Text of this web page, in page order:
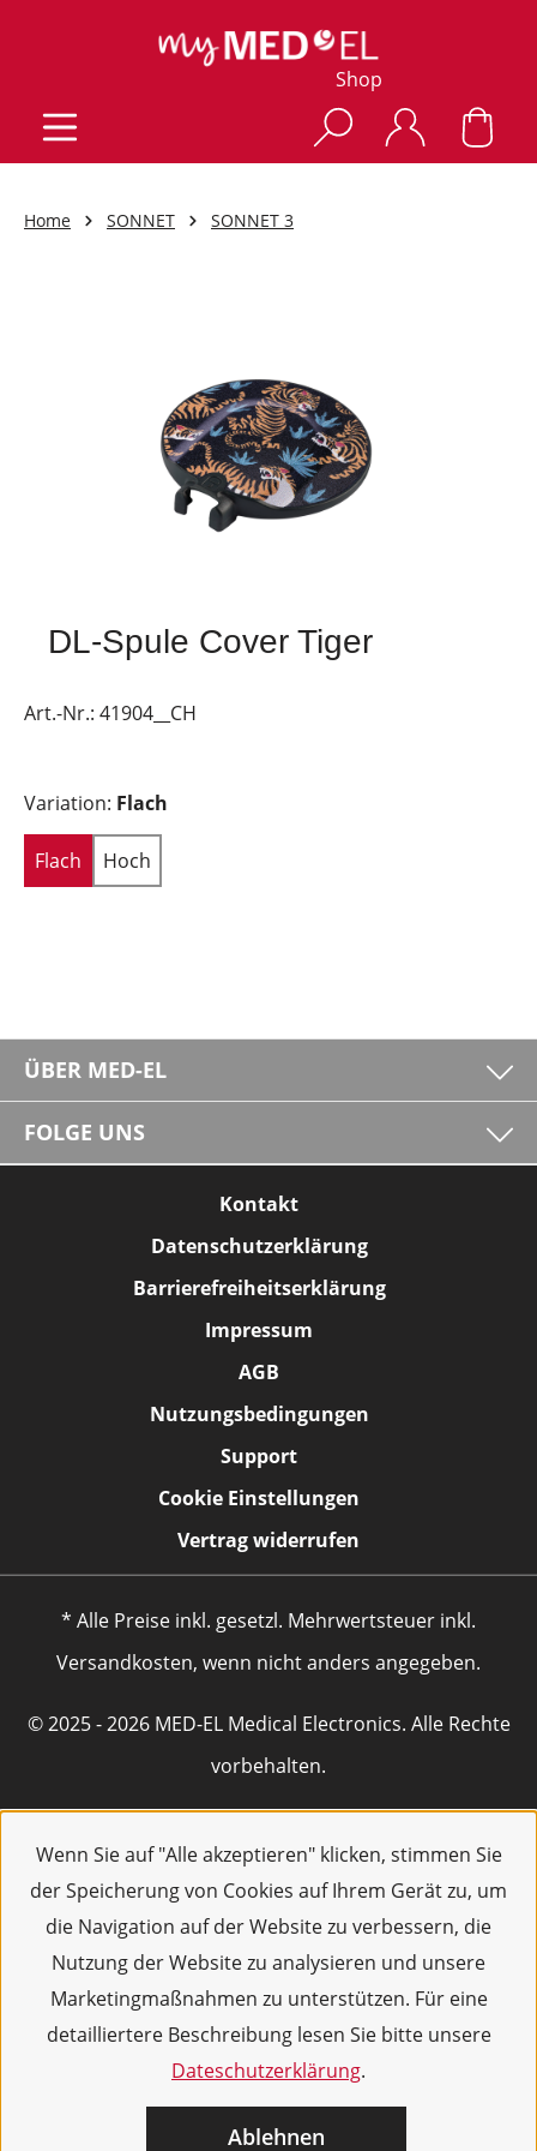
Wenn Sie auf "Alle akzeptieren" klicken, stimmen Sie
der Speicherung von Cookies auf Ihrem Gerät zu, um
die Navigation auf der Website zu verbessern, die
Nutzung der Website zu analysieren und unsere
Marketingmaßnahmen zu unterstützen. Für eine
detailliertere Beschreibung lesen Sie bitte unsere
Dateschutzerklärung.
Ablehnen
Shop
Home SONNET SONNET 3
DL-Spule Cover Tiger
Art.-Nr.: 41904__CH
Variation: Flach
Flach Hoch
ÜBER MED-EL
FOLGE UNS
Kontakt
Datenschutzerklärung
Barrierefreiheitserklärung
Impressum
AGB
Nutzungsbedingungen
Support
Cookie Einstellungen
Vertrag widerrufen
* Alle Preise inkl. gesetzl. Mehrwertsteuer inkl.
Versandkosten, wenn nicht anders angegeben.
© 2025 - 2026 MED-EL Medical Electronics. Alle Rechte
vorbehalten.